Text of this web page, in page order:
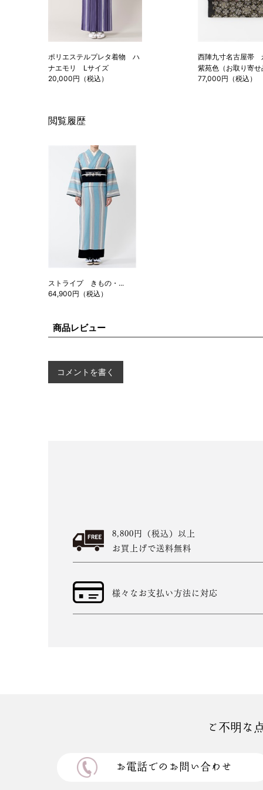
ポリエステルプレタ着物 ハ
ナエモリ Lサイズ
20,000円（税込）
西陣九寸名古屋
紫苑色（お取り寄せ
77,000円（税込）
閲覧履歴
ストライプ きもの・...
64,900円（税込）
商品レビュー
コメントを書く
8,800円（税込）以上
お買上げで送料無料
様々なお支払い方法に対応
ご不明な
お電話でのお問い合わせ